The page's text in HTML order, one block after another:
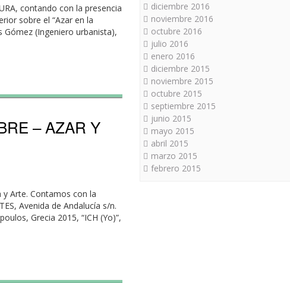
contando con la presencia
sobre el “Azar en la
Gómez (Ingeniero urbanista),
– AZAR Y
y Arte. Contamos con la
Avenida de Andalucía s/n.
Grecia 2015, “ICH (Yo)”,
diciembre 2016
noviembre 2016
octubre 2016
julio 2016
enero 2016
diciembre 2015
noviembre 2015
octubre 2015
septiembre 2015
junio 2015
mayo 2015
abril 2015
marzo 2015
febrero 2015